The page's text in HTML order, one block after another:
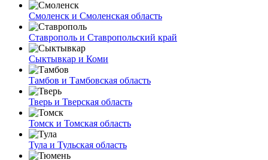
Смоленск и Смоленская область
Ставрополь и Ставропольский край
Сыктывкар и Коми
Тамбов и Тамбовская область
Тверь и Тверская область
Томск и Томская область
Тула и Тульская область